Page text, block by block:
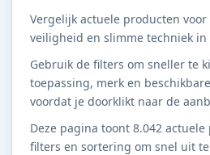
Vergelijk actuele producten
veiligheid en slimme techniek
Gebruik de filters om sneller te
toepassing, merk en
voordat je doorklikt naar de
Deze pagina toont 8.042
filters en sortering om snel uit